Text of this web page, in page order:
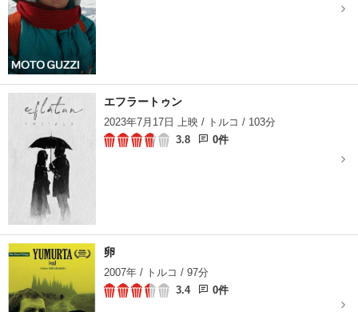
エフラートゥン
2023年7月17日 上映 / トルコ / 103分
3.8
0件
卵
2007年 / トルコ / 97分
3.4
0件